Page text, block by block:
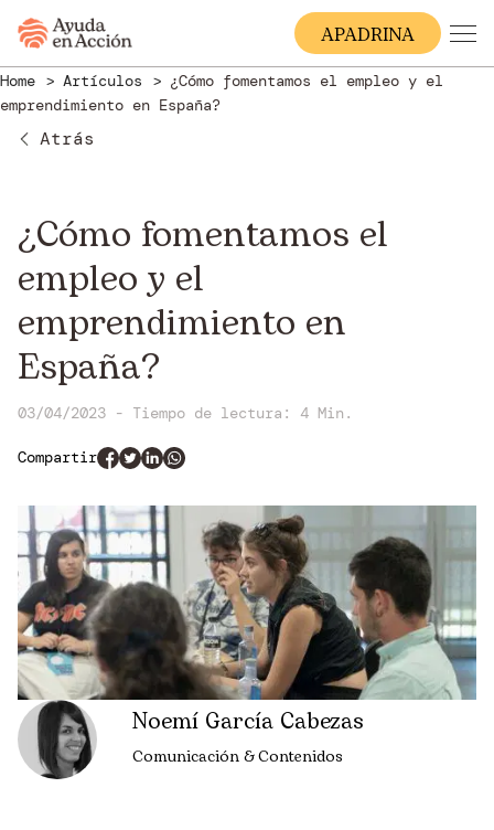
APADRINA
Home Artículos
¿Cómo fomentamos el empleo y el
emprendimiento en España?
Atrás
¿Cómo fomentamos el
empleo y el
emprendimiento en
España?
03/04/2023 - Tiempo de lectura: 4 Min.
Compartir
Noemí García Cabezas
Comunicación & Contenidos